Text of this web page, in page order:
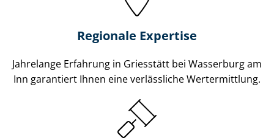
Regionale Expertise
Jahrelange Erfahrung in Griesstätt bei Wasserburg am
Inn garantiert Ihnen eine verlässliche Wertermittlung.